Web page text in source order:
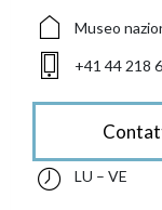
Museo
+41 44 218
accessibility.sr-
lunedì fino
LU – VE